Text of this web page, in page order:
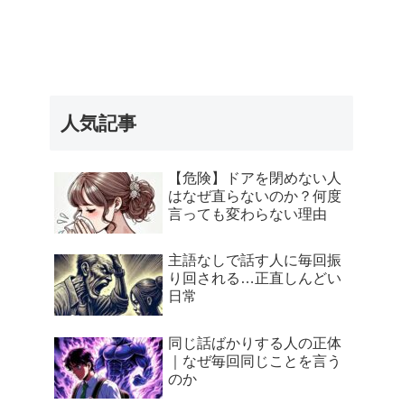
人気記事
【危険】ドアを閉めない人
はなぜ直らないのか？何度
言っても変わらない理由
主語なしで話す人に毎回振
り回される…正直しんどい
日常
同じ話ばかりする人の正体
｜なぜ毎回同じことを言う
のか